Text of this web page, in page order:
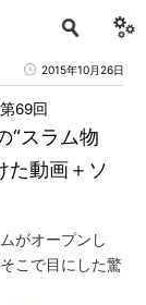
2015年10月26日
“スラム物
動画＋ソ
69回
がオープンし
こで目にした驚